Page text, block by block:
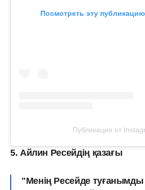
Посмотреть эту
Публикация от
5. Айлин Ресейдің қазағы
"Менің Ресейде туғанымды